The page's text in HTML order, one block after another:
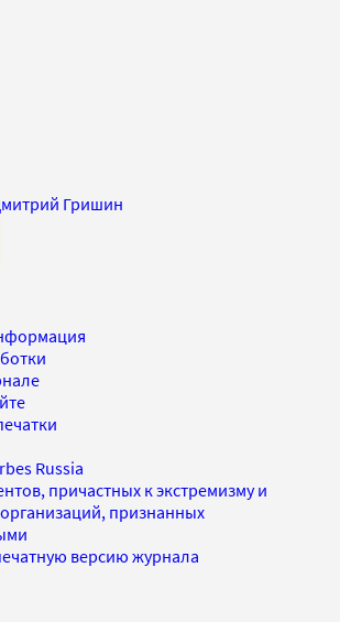
Гришин
Russia
причастных к экстремизму и
признанных
версию журнала